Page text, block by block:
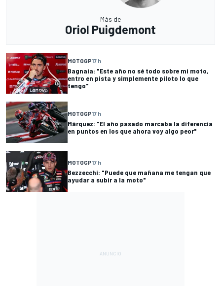
Más de
Oriol Puigdemont
MOTOGP17 h
Bagnaia: "Este año no sé todo sobre mi moto,
entro en pista y simplemente piloto lo que
tengo"
MOTOGP17 h
Márquez: "El año pasado marcaba la diferencia
en puntos en los que ahora voy algo peor"
MOTOGP17 h
Bezzecchi: "Puede que mañana me tengan que
ayudar a subir a la moto"